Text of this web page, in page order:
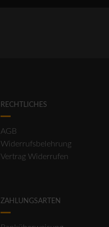
RECHTLICHES
AGB
Widerrufsbelehrung
Vertrag Widerrufen
ZAHLUNGSARTEN